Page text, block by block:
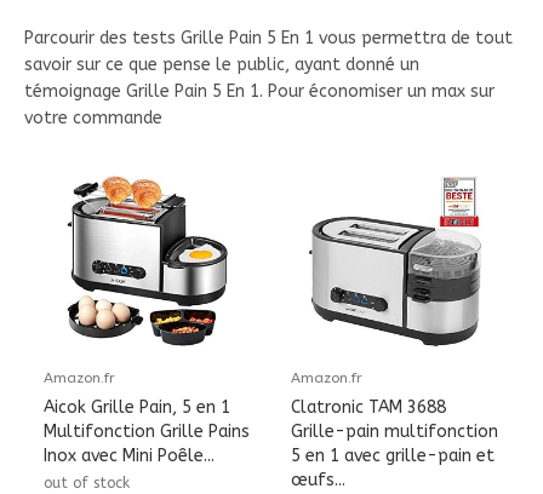
Parcourir des tests Grille Pain 5 En 1 vous permettra de tout
savoir sur ce que pense le public, ayant donné un
témoignage Grille Pain 5 En 1. Pour économiser un max sur
votre commande
Amazon.fr
Aicok Grille Pain, 5 en 1
Multifonction Grille Pains
Inox avec Mini Poêle...
out of stock
Amazon.fr
Clatronic TAM 3688
Grille-pain multifonction
5 en 1 avec grille-pain et
œufs...